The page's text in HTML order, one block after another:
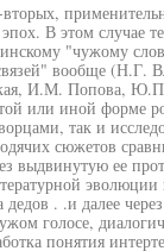
В этом случае
"чужому
вообще (Н.Г.
И.М. Попова,
или иной форме
так и
сюжетов
выдвинутую ее
эволюции
. .и далее
голосе,
понятия